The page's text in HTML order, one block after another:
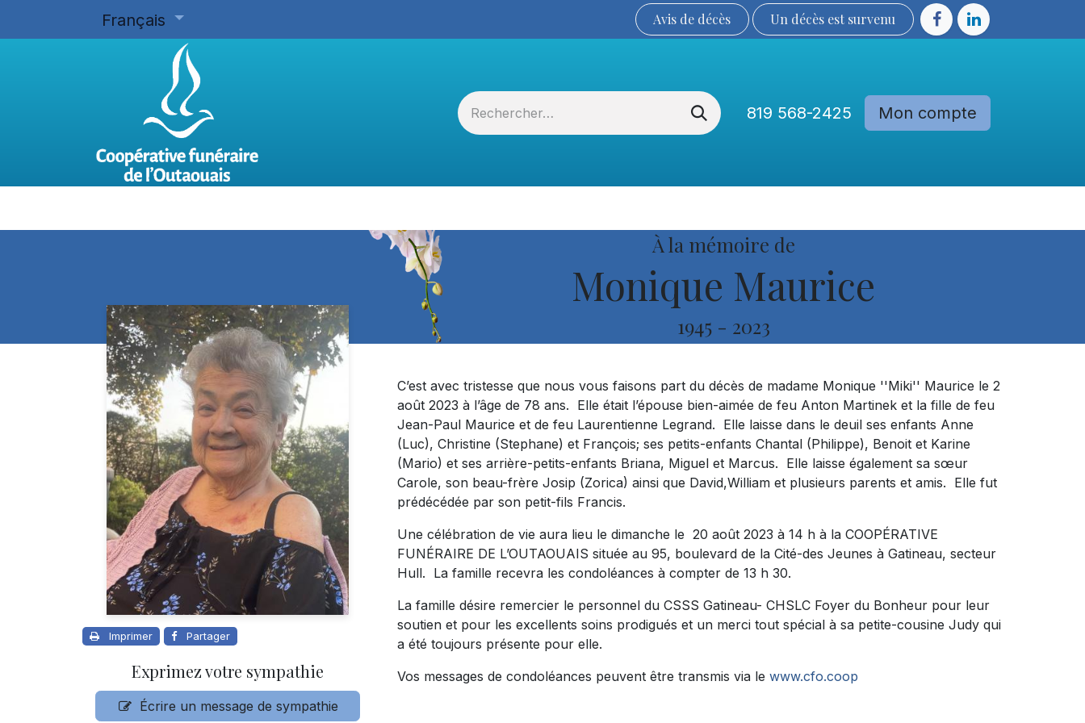
Français Avis de décès Un décès est sur​​​​​​​​ve​nu​​​​​​​​​​
819 568-2425 Mon compte
À la mémoire de
Monique Maurice
1945 - 2023
Imprimer Partager
Exprimez votre sympathie
Écrire un message de sympathie
C’est avec tristesse que nous vous faisons part du décès de madame Monique ''Miki'' Maurice le 2
août 2023 à l’âge de 78 ans. Elle était l’épouse bien-aimée de feu Anton Martinek et la fille de feu
Jean-Paul Maurice et de feu Laurentienne Legrand. Elle laisse dans le deuil ses enfants Anne
(Luc), Christine (Stephane) et François; ses petits-enfants Chantal (Philippe), Benoit et Karine
(Mario) et ses arrière-petits-enfants Briana, Miguel et Marcus. Elle laisse également sa sœur
Carole, son beau-frère Josip (Zorica) ainsi que David,William et plusieurs parents et amis. Elle fut
prédécédée par son petit-fils Francis.
Une célébration de vie aura lieu le dimanche le 20 août 2023 à 14 h à la COOPÉRATIVE
FUNÉRAIRE DE L’OUTAOUAIS située au 95, boulevard de la Cité-des Jeunes à Gatineau, secteur
Hull. La famille recevra les condoléances à compter de 13 h 30.
La famille désire remercier le personnel du CSSS Gatineau- CHSLC Foyer du Bonheur pour leur
soutien et pour les excellents soins prodigués et un merci tout spécial à sa petite-cousine Judy qui
a été toujours présente pour elle.
Vos messages de condoléances peuvent être transmis via le www.cfo.coop